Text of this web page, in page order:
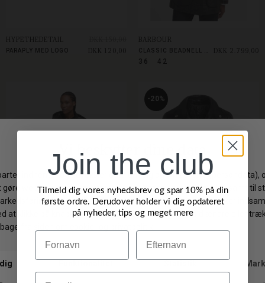
HYPETHEDETAIL
PARAPLY MED LOGO
DKK 120,00
36
42
BARBOUR
DKK 2.799,00
42
-20%
NOTYZ
Join the club
Tilmeld dig vores nyhedsbrev og spar 10% på din
første ordre. Derudover holder vi dig opdateret
på nyheder, tips og meget mere
Navn Efternavn
Email